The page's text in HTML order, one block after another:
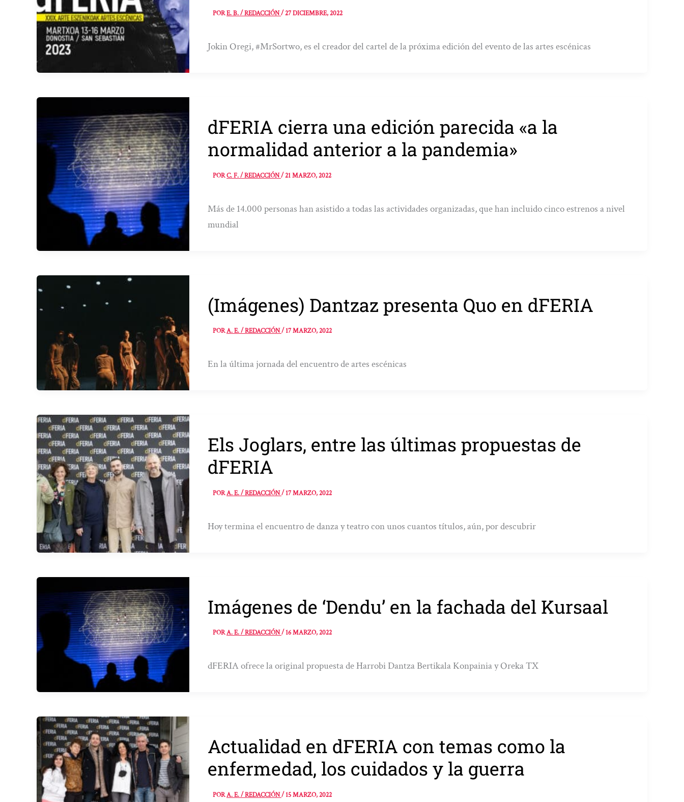
PORE. B. / REDACCIÓN/27 DICIEMBRE, 2022
Jokin Oregi, #MrSortwo, es el creador del cartel de la próxima edición del evento de las artes escénicas
dFERIA cierra una edición parecida «a la
normalidad anterior a la pandemia»
PORC. F. / REDACCIÓN/21 MARZO, 2022
Más de 14.000 personas han asistido a todas las actividades organizadas, que han incluido cinco estrenos a nivel
mundial
(Imágenes) Dantzaz presenta Quo en dFERIA
PORA. E. / REDACCIÓN/17 MARZO, 2022
En la última jornada del encuentro de artes escénicas
Els Joglars, entre las últimas propuestas de
dFERIA
PORA. E. / REDACCIÓN/17 MARZO, 2022
Hoy termina el encuentro de danza y teatro con unos cuantos títulos, aún, por descubrir
Imágenes de ‘Dendu’ en la fachada del Kursaal
PORA. E. / REDACCIÓN/16 MARZO, 2022
dFERIA ofrece la original propuesta de Harrobi Dantza Bertikala Konpainia y Oreka TX
Actualidad en dFERIA con temas como la
enfermedad, los cuidados y la guerra
PORA. E. / REDACCIÓN/15 MARZO, 2022